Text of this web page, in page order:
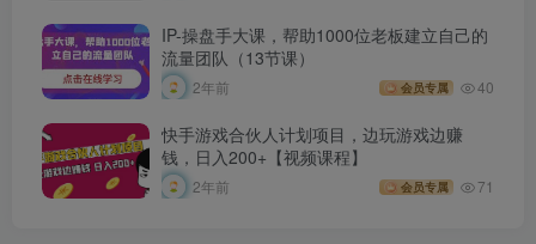
IP-操盘手大课，帮助1000位老板建立自己的
流量团队（13节课）
2年前 会员专属 40
快手游戏合伙人计划项目，边玩游戏边赚
钱，日入200+【视频课程】
2年前 会员专属 71